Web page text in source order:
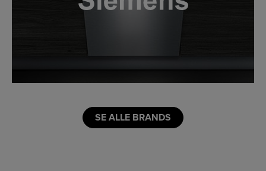
SE ALLE BRANDS